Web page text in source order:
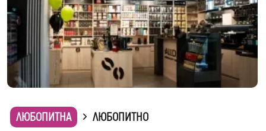
ЛЮБОПИТНА
ЛЮБОПИТНО